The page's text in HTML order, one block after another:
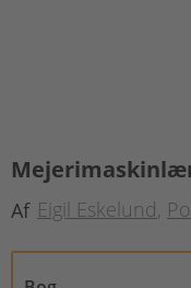
Af Eigil Eskelund